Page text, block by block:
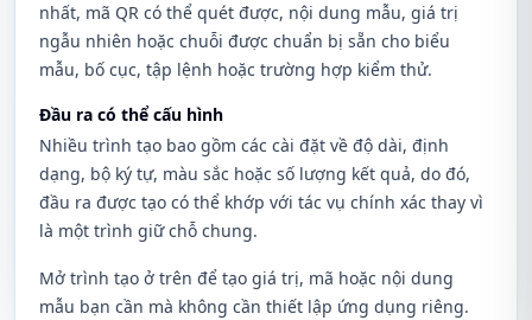
nhất, mã QR có thể quét được, nội dung mẫu, giá trị
ngẫu nhiên hoặc chuỗi được chuẩn bị sẵn cho biểu
mẫu, bố cục, tập lệnh hoặc trường hợp kiểm thử.
Đầu ra có thể cấu hình
Nhiều trình tạo bao gồm các cài đặt về độ dài, định
dạng, bộ ký tự, màu sắc hoặc số lượng kết quả, do đó,
đầu ra được tạo có thể khớp với tác vụ chính xác thay vì
là một trình giữ chỗ chung.
Mở trình tạo ở trên để tạo giá trị, mã hoặc nội dung
mẫu bạn cần mà không cần thiết lập ứng dụng riêng.